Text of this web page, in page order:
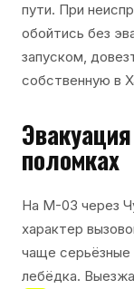
пути. При
обойтись без
запуском,
собственную в
поломках
На М-03 через
характер
чаще
лебёдка.